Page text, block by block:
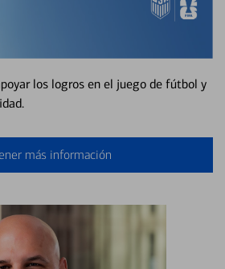
los logros en el juego de fútbol y
más información